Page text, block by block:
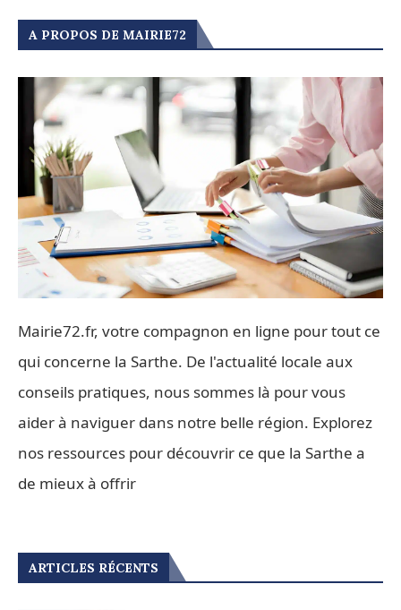
A PROPOS DE MAIRIE72
Mairie72.fr, votre compagnon en ligne pour tout ce
qui concerne la Sarthe. De l'actualité locale aux
conseils pratiques, nous sommes là pour vous
aider à naviguer dans notre belle région. Explorez
nos ressources pour découvrir ce que la Sarthe a
de mieux à offrir
ARTICLES RÉCENTS